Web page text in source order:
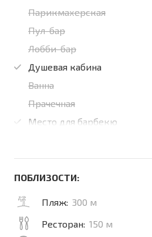
Парикмахерская
Пул-бар
Лобби-бар
Душевая кабина
Ванна
Прачечная
Место для барбекю
ПОБЛИЗОСТИ:
Пляж: 300 м
Ресторан: 150 м